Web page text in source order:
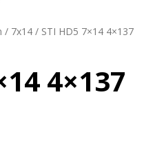
/ 7x14 / STI HD5 7×14 4×137
4×137